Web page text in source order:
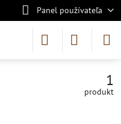
Panel používateľa
1
produkt